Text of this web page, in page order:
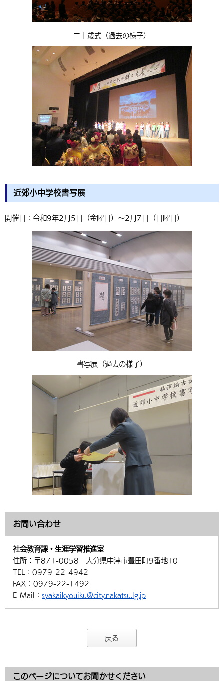
二十歳式（過去の様子）
近郊小中学校書写展
開催日：令和9年2月5日（金曜日）～2月7日（日曜日）
書写展（過去の様子）
お問い合わせ
社会教育課・生涯学習推進室
住所： 〒871-0058 大分県中津市豊田町9番地10
TEL： 0979-22-4942
FAX： 0979-22-1492
E-Mail： syakaikyouiku@city.nakatsu.lg.jp
戻る
このページについてお聞かせください